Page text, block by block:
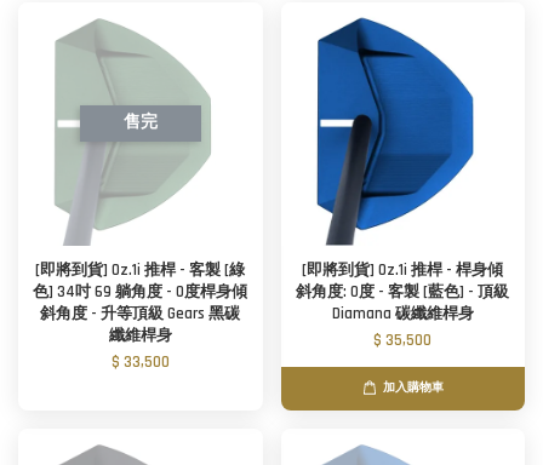
售完
[即將到貨] Oz.1i 推桿 - 客製 [綠
色] 34吋 69 躺角度 - 0度桿身傾
斜角度 - 升等頂級 Gears 黑碳
纖維桿身
$ 33,500
[即將到貨] Oz.1i 推桿 - 桿身傾
斜角度: 0度 - 客製 [藍色] - 頂級
Diamana 碳纖維桿身
$ 35,500
加入購物車